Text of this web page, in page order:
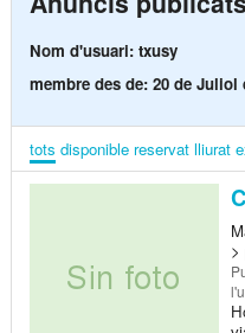
Nom d'usuari: txusy
membre des de: 20 de Juliol
tots disponible reservat lliurat
>